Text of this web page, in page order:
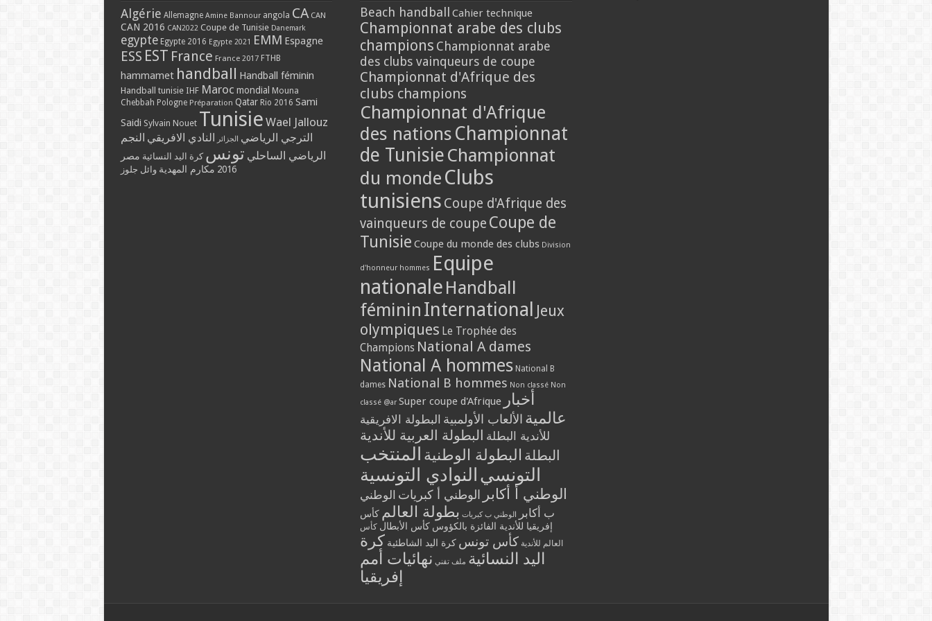
Algérie Allemagne Amine Bannour angola CA CAN
CAN 2016 CAN2022 Coupe de Tunisie Danemark
egypte Egypte 2016 Egypte 2021 EMM Espagne
ESS EST France France 2017 FTHB
hammamet handball Handball féminin
Handball tunisie IHF Maroc mondial Mouna
Chebbah Pologne Préparation Qatar Rio 2016 Sami
Saidi Sylvain Nouet Tunisie Wael Jallouz
الترجي الرياضي الجزائر النادي الافريقي النجم
الرياضي الساحلي تونس كرة اليد النسائية مصر
2016 مكارم المهدية وائل جلوز
Beach handball Cahier technique
Championnat arabe des clubs
champions Championnat arabe
des clubs vainqueurs de coupe
Championnat d'Afrique des
clubs champions
Championnat d'Afrique
des nations Championnat
de Tunisie Championnat
du monde Clubs
tunisiens Coupe d'Afrique des
vainqueurs de coupe Coupe de
Tunisie Coupe du monde des clubs Division
d'honneur hommes Equipe
nationale Handball
féminin International Jeux
olympiques Le Trophée des
Champions National A dames
National A hommes National B
dames National B hommes Non classé Non
classé @ar Super coupe d'Afrique أخبار
عالمية الألعاب الأولمبية البطولة الافريقية
للأندية البطلة البطولة العربية للأندية
البطلة البطولة الوطنية المنتخب
التونسي النوادي التونسية
الوطني أ أكابر الوطني أ كبريات الوطني
ب أكابر
الوطني ب كبريات بطولة العالم كأس
إفريقيا للأندية الفائزة بالكؤوس كأس الأبطال كأس
العالم للأندية كأس تونس كرة اليد الشاطئية كرة
اليد النسائية ملف تقني نهائيات أمم
إفريقيا